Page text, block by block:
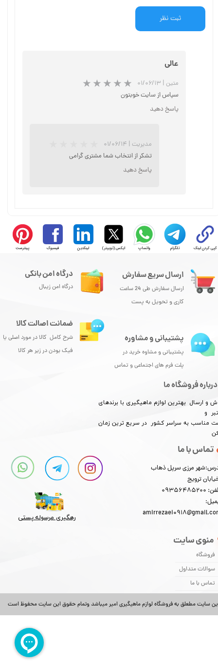
ثبت نظر
عالی
متین | ۰۱/۰۶/۱۳
★★★★★
سپاس از سایت خوبتون
پاسخ دهید
مدیریت | ۰۱/۰۶/۱۴
★★★
تشکر از انتخاب شما مشتری گرامی
پاسخ دهید
کپی کردن لینک تلگرام واتساپ ایکس (توییتر) لینکدین فیسبوک پینترست
سایت مطعلق به فروشگاه لوازم ماهیگیری امیر میباشد وتمام حقوق این سایت محفوظ است
ارسال سریع سفارش
ارسال سفارش طی 24 ساعت
کاری و تحویل به پست
درباره فروشگاه ما
و ارسال بهترین لوازم ماهیگیری با برندهای
و
مناسب به سراسر کشور در سریع ترین زمان
منوی سایت
فروشگاه
سوالات متداول
تماس با ما
تماس با ما
مرزی سرپل ذهاب
ترویج
درگاه امن بانکی
درگاه امن زیبال
پشتیبانی و مشاوره
پشتیبانی و مشاوه خرید در
پلت فرم های اجتماعی و تماس
ضمانت اصالت کالا
شرح کامل کالا در مورد اصلی یا
فیک بودن در زیر هر کالا
رهگیری مرسوله پستی​​​​​​​